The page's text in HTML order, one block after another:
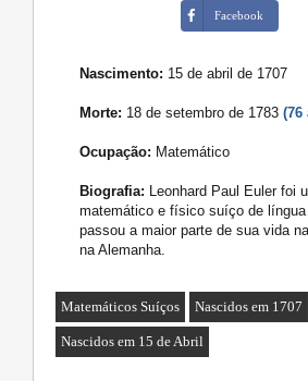
Facebook
Nascimento: 15 de abril de 1707
Morte: 18 de setembro de 1783(76
Ocupação: Matemático
Biografia: Leonhard Paul Euler foi
matemático e físico suíço de língua
passou a maior parte de sua vida
na Alemanha.
Matemáticos Suíços Nascidos em 1707
Nascidos em 15 de Abril